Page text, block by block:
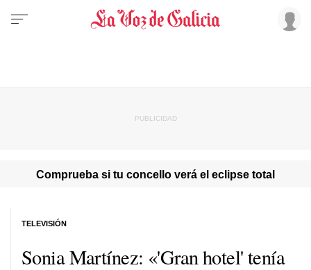
Comprueba si tu concello verá el eclipse total
Sonia Martínez: «'Gran hotel' tenía
TELEVISIÓN